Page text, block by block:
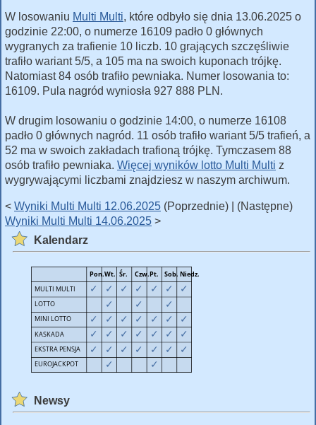
W losowaniu Multi Multi, które odbyło się dnia 13.06.2025 o
godzinie 22:00, o numerze 16109 padło 0 głównych
wygranych za trafienie 10 liczb. 10 grających szczęśliwie
trafiło wariant 5/5, a 105 ma na swoich kuponach trójkę.
Natomiast 84 osób trafiło pewniaka. Numer losowania to:
16109. Pula nagród wyniosła 927 888 PLN.
W drugim losowaniu o godzinie 14:00, o numerze 16108
padło 0 głównych nagród. 11 osób trafiło wariant 5/5 trafień, a
52 ma w swoich zakładach trafioną trójkę. Tymczasem 88
osób trafiło pewniaka. Więcej wyników lotto Multi Multi z
wygrywającymi liczbami znajdziesz w naszym archiwum.
< Wyniki Multi Multi 12.06.2025 (Poprzednie) | (Następne)
Wyniki Multi Multi 14.06.2025 >
Kalendarz
Newsy